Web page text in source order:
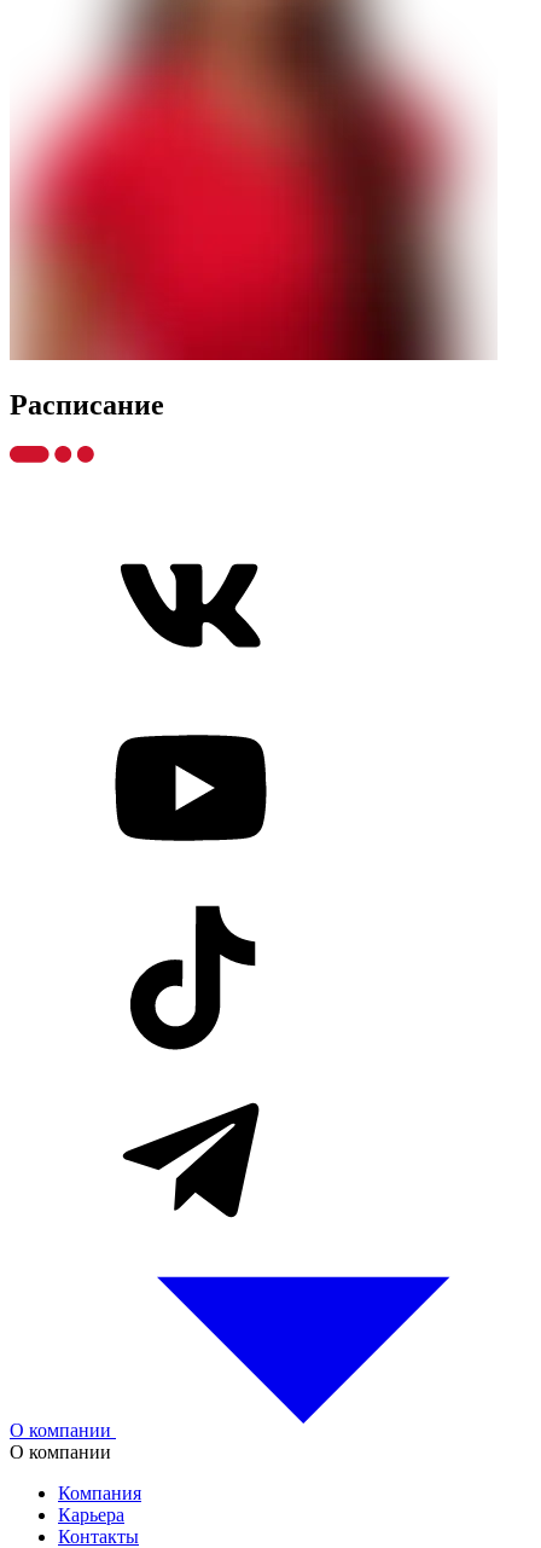
Распиcание
О компании
О компании
Компания
Карьера
Контакты